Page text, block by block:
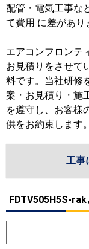
配管・電気工事な
て費用 に差があり
エアコンフロンテ
お見積りをさせて
料です。当社研修
案・お見積り・施
を遵守し、お客様
供をお約束します
工事
FDTV505H5S-